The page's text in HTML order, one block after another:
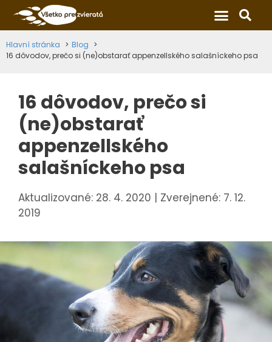
Hlavní stránka
Blog
16 dôvodov, prečo si (ne)obstarať appenzellského salašníckeho psa
16 dôvodov, prečo si
(ne)obstarať
appenzellského
salašníckeho psa
28. 4. 2020
7. 12.
2019
Nevyhnutné